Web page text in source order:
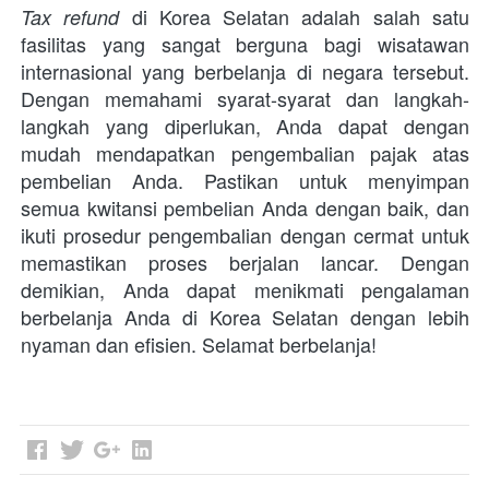
Tax refund di Korea Selatan adalah salah satu
fasilitas yang sangat berguna bagi wisatawan
internasional yang berbelanja di negara tersebut.
Dengan memahami syarat-syarat dan langkah-
langkah yang diperlukan, Anda dapat dengan
mudah mendapatkan pengembalian pajak atas
pembelian Anda. Pastikan untuk menyimpan
semua kwitansi pembelian Anda dengan baik, dan
ikuti prosedur pengembalian dengan cermat untuk
memastikan proses berjalan lancar. Dengan
demikian, Anda dapat menikmati pengalaman
berbelanja Anda di Korea Selatan dengan lebih
nyaman dan efisien. Selamat berbelanja!